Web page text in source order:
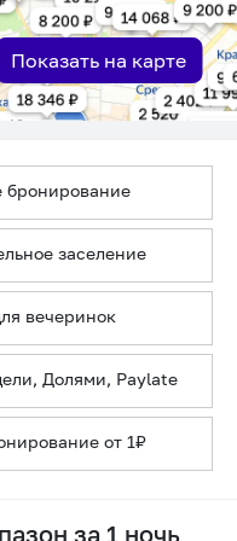
Показать на карте
бронирование
заселение
вечеринок
Долями, Paylate
от 1₽
за 1 ночь